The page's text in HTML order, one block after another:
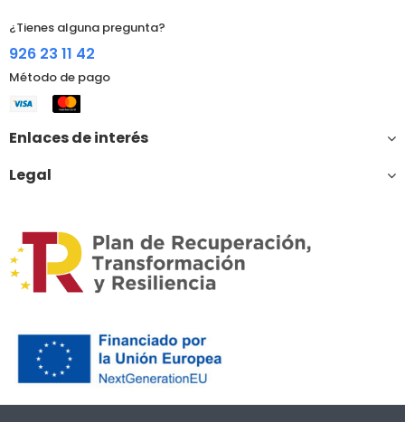
¿Tienes alguna pregunta?
926 23 11 42
Método de pago
Enlaces de interés
Legal